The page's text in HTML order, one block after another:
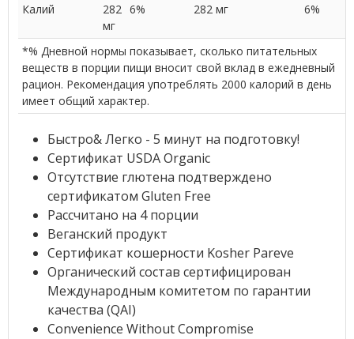
Калий
282
мг
6% 282 мг 6%
*% Дневной нормы показывает, сколько питательных
веществ в порции пищи вносит свой вклад в ежедневный
рацион. Рекомендация употреблять 2000 калорий в день
имеет общий характер.
Быстро& Легко - 5 минут на подготовку!
Сертификат USDA Organic
Отсутствие глютена подтверждено
сертификатом Gluten Free
Рассчитано на 4 порции
Веганский продукт
Сертификат кошерности Kosher Pareve
Органический состав сертифицирован
Международным комитетом по гарантии
качества (QAI)
Convenience Without Compromise